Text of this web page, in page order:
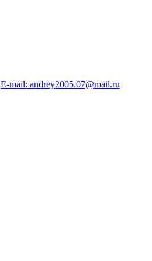
E-mail: andrey2005.07@mail.ru